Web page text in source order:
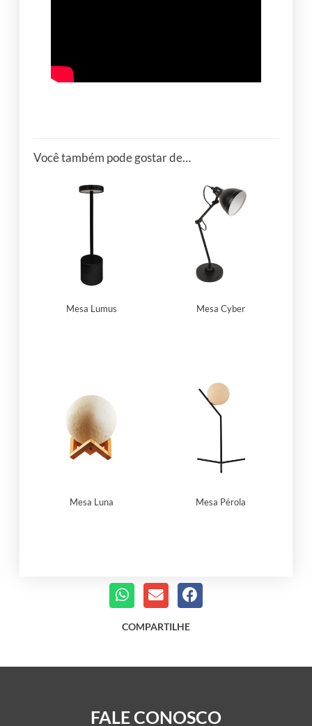
Você também pode gostar de…
Mesa Lumus Mesa Cyber
Mesa Luna Mesa Pérola
COMPARTILHE
FALE CONOSCO